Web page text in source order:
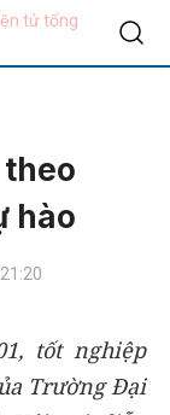
hào
tốt nghiệp
Trường Đại